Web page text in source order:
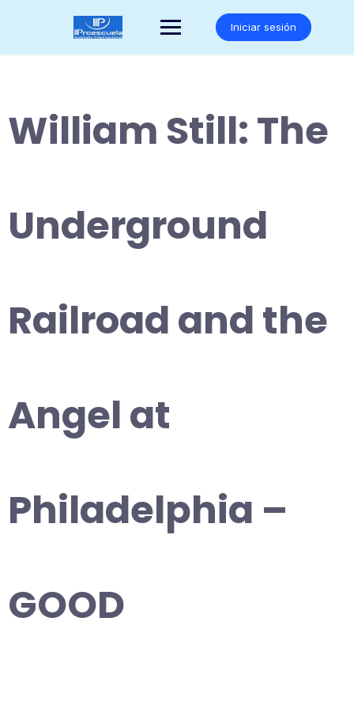
Iniciar sesión
William Still: The
Underground
Railroad and the
Angel at
Philadelphia –
GOOD